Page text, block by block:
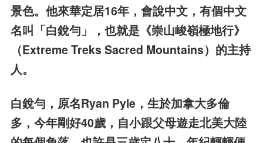
景色。他來華定居16年，會說中文，有個中文
名叫「白銳勻」，也就是《崇山峻嶺極地行》
（Extreme Treks Sacred Mountains）的主持
人。
白銳勻，原名Ryan Pyle，生於加拿大多倫
多，今年剛好40歲，自小跟父母遊走北美大陸